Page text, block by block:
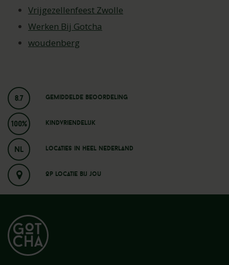
Vrijgezellenfeest Zwolle
Werken Bij Gotcha
woudenberg
8.7 Gemiddelde beoordeling
100% Kindvriendelijk
NL Locaties in heel nederland
Op locatie bij jou